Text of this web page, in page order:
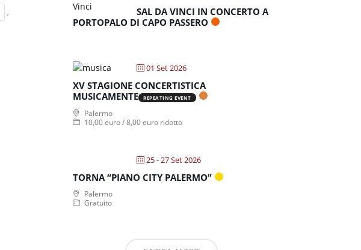
SAL DA VINCI IN CONCERTO A
PORTOPALO DI CAPO PASSERO
01 Set 2026
XV STAGIONE CONCERTISTICA
MUSICAMENTE
REPEATING EVENT
Palermo
10,00 euro / 8,00 euro ridotto
25 - 27 Set 2026
TORNA “PIANO CITY PALERMO”
Palermo
Gratuito